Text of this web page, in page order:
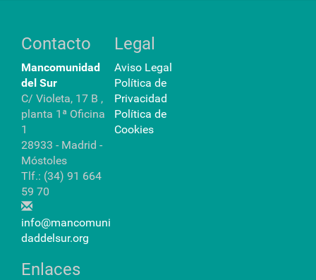
Contacto
Mancomunidad
del Sur
C/ Violeta, 17 B ,
planta 1ª Oficina
1
28933 - Madrid -
Móstoles
Tlf.: (34) 91 664
59 70
info@mancomuni
daddelsur.org
Legal
Aviso Legal
Política de
Privacidad
Política de
Cookies
Enlaces